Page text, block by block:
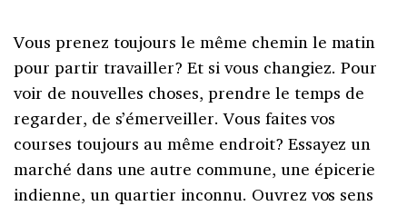
Vous prenez toujours le même chemin le matin
pour partir travailler? Et si vous changiez. Pour
voir de nouvelles choses, prendre le temps de
regarder, de s’émerveiller. Vous faites vos
courses toujours au même endroit? Essayez un
marché dans une autre commune, une épicerie
indienne, un quartier inconnu. Ouvrez vos sens